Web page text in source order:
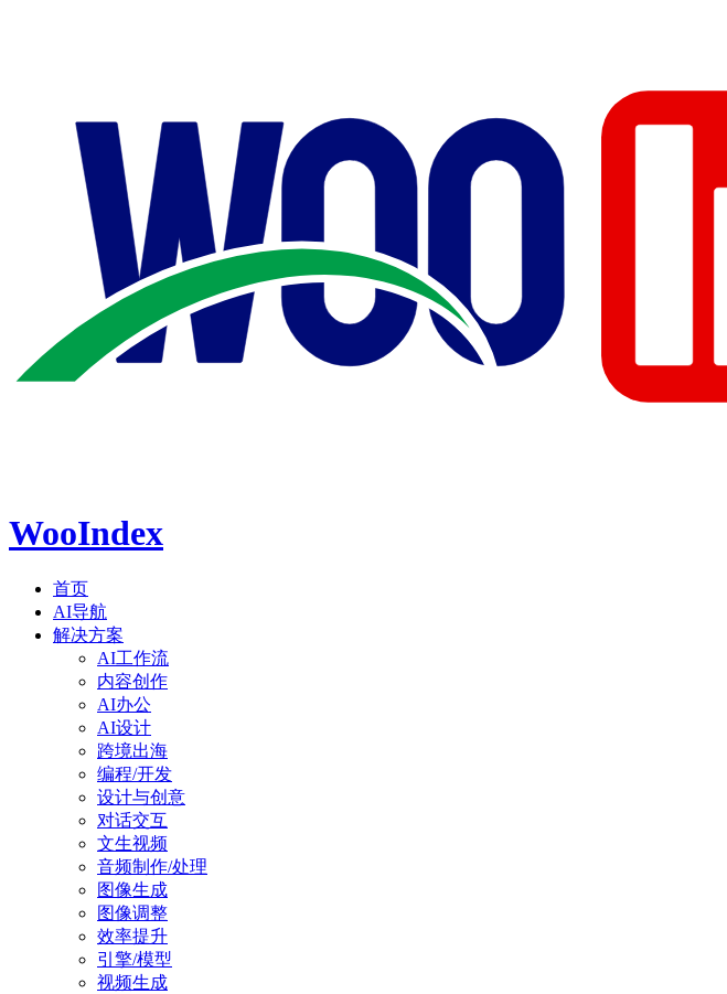
WooIndex
首页
AI导航
解决方案
AI工作流
内容创作
AI办公
AI设计
跨境出海
编程/开发
设计与创意
对话交互
文生视频
音频制作/处理
图像生成
图像调整
效率提升
引擎/模型
视频生成